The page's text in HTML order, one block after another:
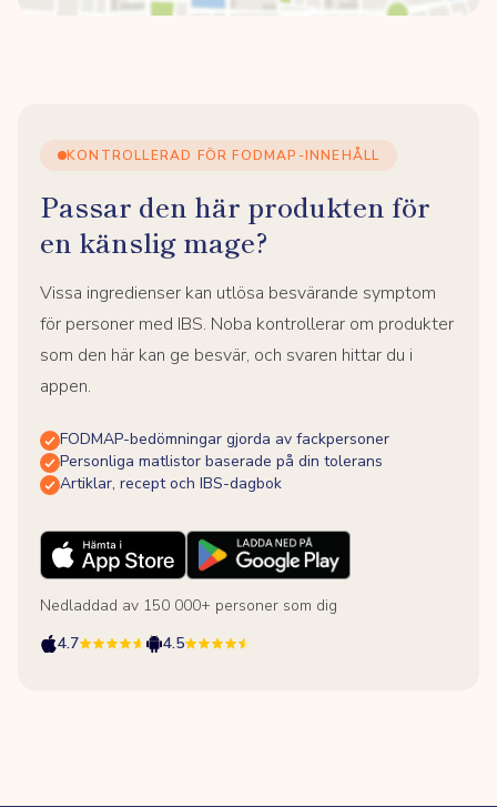
KONTROLLERAD FÖR FODMAP-INNEHÅLL
Passar den här produkten för
en känslig mage?
Vissa ingredienser kan utlösa besvärande symptom
för personer med IBS. Noba kontrollerar om produkter
som den här kan ge besvär, och svaren hittar du i
appen.
FODMAP-bedömningar gjorda av fackpersoner
Personliga matlistor baserade på din tolerans
Artiklar, recept och IBS-dagbok
Nedladdad av 150 000+ personer som dig
4.7
4.5